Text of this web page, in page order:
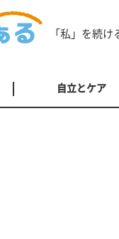
「私」を続
自立とケア